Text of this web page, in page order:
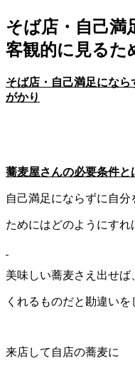
そば店・自己満
客観的に見るた
そば店・ 自己満足にな
がかり
蕎麦屋さんの必要条件と
自己満足にならずに自分
ためにはどのようにすれ
美味しい蕎麦さえ出せば
くれるものだと勘違いを
来店して自店の蕎麦に